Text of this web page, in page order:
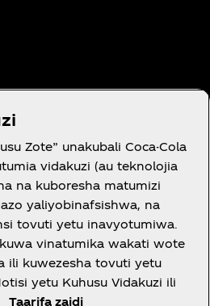
Zote” unakubali Coca-Cola
vidakuzi (au teknolojia
na kuboresha matumizi
yaliyobinafsishwa, na
tovuti yetu inavyotumiwa.
vinatumika wakati wote
ili kuwezesha tovuti yetu
yetu Kuhusu Vidakuzi ili
Taarifa zaidi